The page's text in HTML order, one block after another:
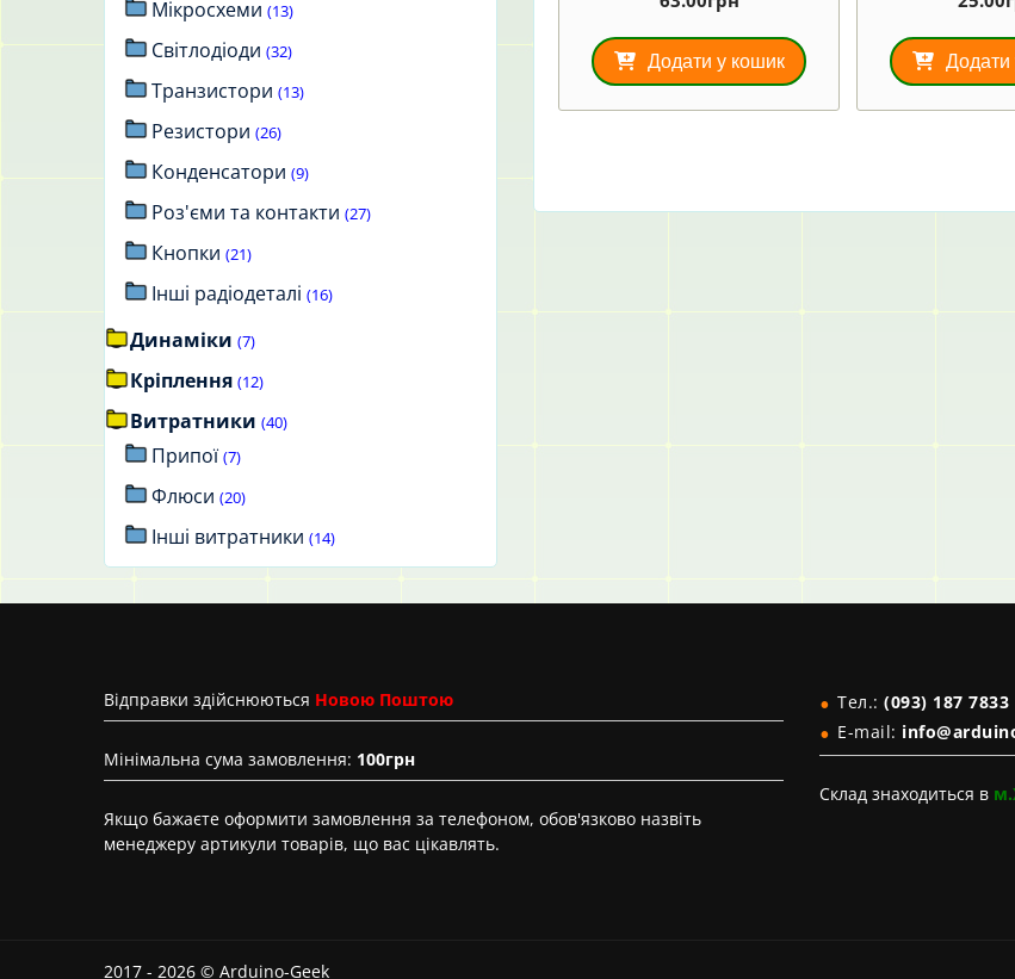
Додати у кошик Додати
Мікросхеми (13)
Світлодіоди (32)
Транзистори (13)
Резистори (26)
Конденсатори (9)
Роз'єми та контакти (27)
Кнопки (21)
Інші радіодеталі (16)
Динаміки (7)
Кріплення (12)
Витратники (40)
Припої (7)
Флюси (20)
Інші витратники (14)
Вiдправки здійснюються Новою Поштою
Мінімальна сума замовлення: 100грн
Якщо бажаєте оформити замовлення за телефоном, обов'язково назвіть
менеджеру артикули товарів, що вас цікавлять.
Тел.: (093) 187 7833
E-mail:
Склад знаходиться в
2017 - 2026 © Arduino-Geek